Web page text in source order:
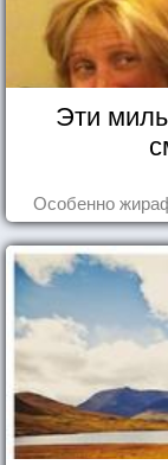
Эти
Особенно